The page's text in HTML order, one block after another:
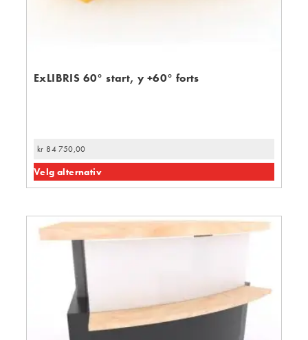
ExLIBRIS 60° start, y +60° forts
kr 84 750,00
Velg alternativ